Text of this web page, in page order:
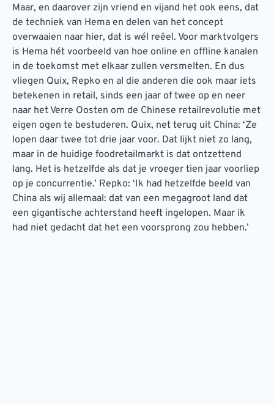
Maar, en daarover zijn vriend en vijand het ook eens, dat
de techniek van Hema en delen van het concept
overwaaien naar hier, dat is wél reëel. Voor marktvolgers
is Hema hét voorbeeld van hoe online en offline kanalen
in de toekomst met elkaar zullen versmelten. En dus
vliegen Quix, Repko en al die anderen die ook maar iets
betekenen in retail, sinds een jaar of twee op en neer
naar het Verre Oosten om de Chinese retailrevolutie met
eigen ogen te bestuderen. Quix, net terug uit China: ‘Ze
lopen daar twee tot drie jaar voor. Dat lijkt niet zo lang,
maar in de huidige foodretailmarkt is dat ontzettend
lang. Het is hetzelfde als dat je vroeger tien jaar voorliep
op je concurrentie.’ Repko: ‘Ik had hetzelfde beeld van
China als wij allemaal: dat van een megagroot land dat
een gigantische achterstand heeft ingelopen. Maar ik
had niet gedacht dat het een voorsprong zou hebben.’